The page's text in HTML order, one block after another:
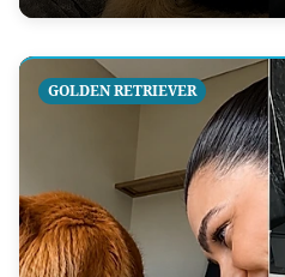
GOLDEN RETRIEVER